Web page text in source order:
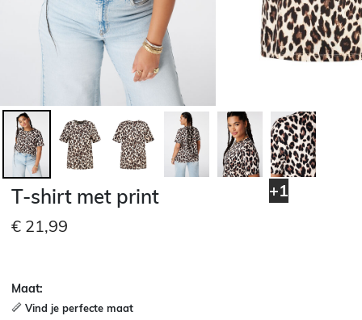
+1
T-shirt met print
€ 21,99
Maat:
Vind je perfecte maat